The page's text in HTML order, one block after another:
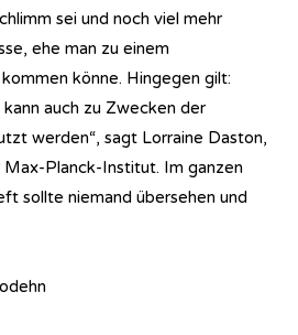
sei und noch viel mehr
ehe man zu einem
könne. Hingegen gilt:
auch zu Zwecken der
werden“, sagt Lorraine Daston,
Planck-Institut. Im ganzen
sollte niemand übersehen und